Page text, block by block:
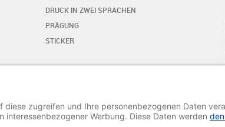
DRUCK IN ZWEI SPRACHEN
PRÄGUNG
STICKER
TEXT HINZUFÜGEN / BEARBEITEN